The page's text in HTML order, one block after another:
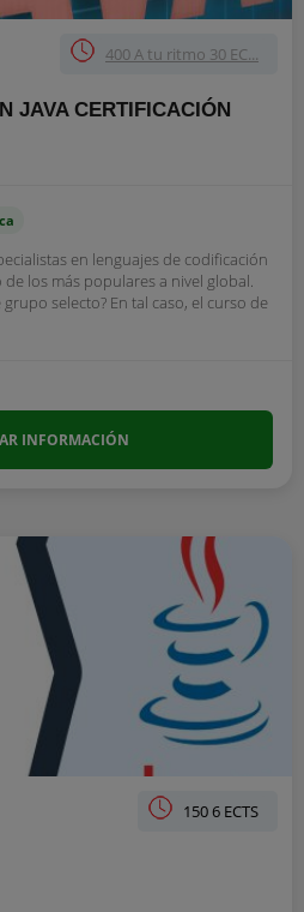
400 A tu ritmo 30 EC...
JAVA CERTIFICACIÓN
en lenguajes de codificación
los más populares a nivel global.
selecto? En tal caso, el curso de
INFORMACIÓN
150 6 ECTS